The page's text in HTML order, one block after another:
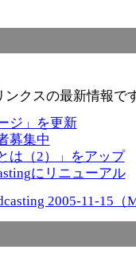
ンクスの最新情報で
ジ」を更新
募集中
は（2）」をアップ
にリニューアル
2005-11-15（